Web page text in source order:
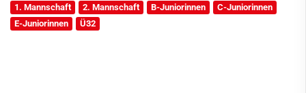
1. Mannschaft 2. Mannschaft B-Juniorinnen
C-Juniorinnen
E-Juniorinnen
Ü32